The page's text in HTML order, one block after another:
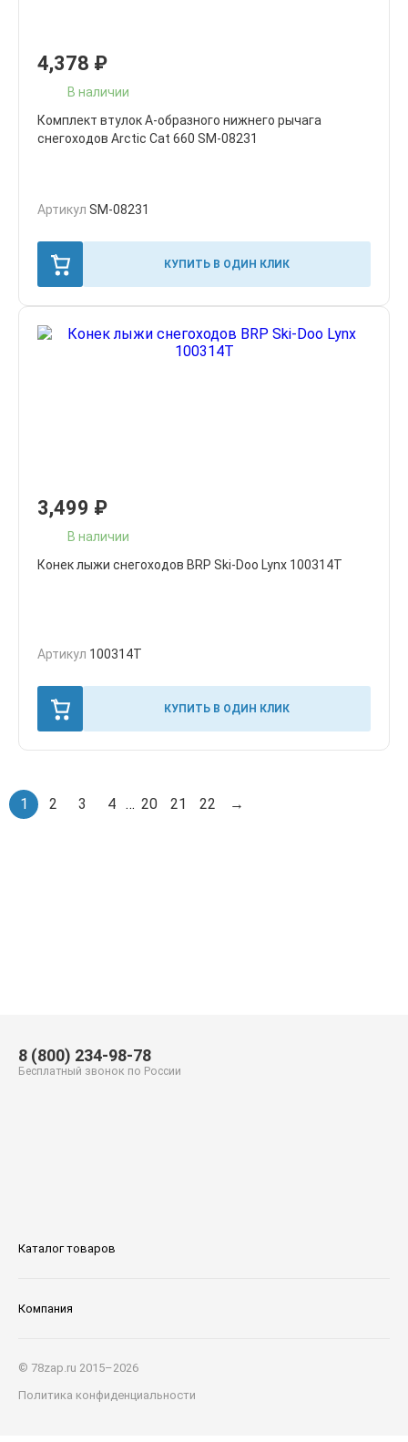
4,378 ₽
В наличии
Комплект втулок А-образного нижнего рычага
снегоходов Arctic Cat 660 SM-08231
Артикул SM-08231
КУПИТЬ В ОДИН КЛИК
3,499 ₽
В наличии
Конек лыжи снегоходов BRP Ski-Doo Lynx 100314T
Артикул 100314T
КУПИТЬ В ОДИН КЛИК
1 2 3 4 … 20 21 22 →
Каталог товаров
Компания
8 (800) 234-98-78
Бесплатный звонок по России
© 78zap.ru 2015–2026
Политика конфиденциальности